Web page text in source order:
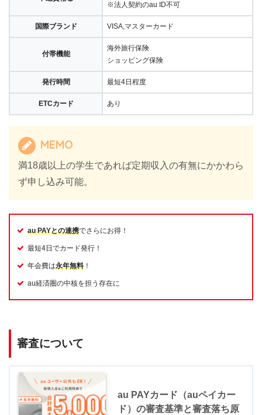
※法人契約のau ID不可
国際ブランド VISA,マスターカード
付帯機能
海外旅行保険
ショッピング保険
発行時間 最短4日程度
ETCカード あり
MEMO
満18歳以上の学生であれば定期収入の有無にかかわら
ず申し込み可能。
au PAYとの連携でさらにお得！
最短4日でカード発行！
年会費は永年無料 ！
au経済圏の中核を担う存在に
審査について
au PAYカード（auペイカー
ド）の審査基準と審査落ち原